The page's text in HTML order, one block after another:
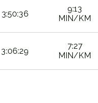
3:50:36
9:13
MIN/KM
3:06:29
7:27
MIN/KM